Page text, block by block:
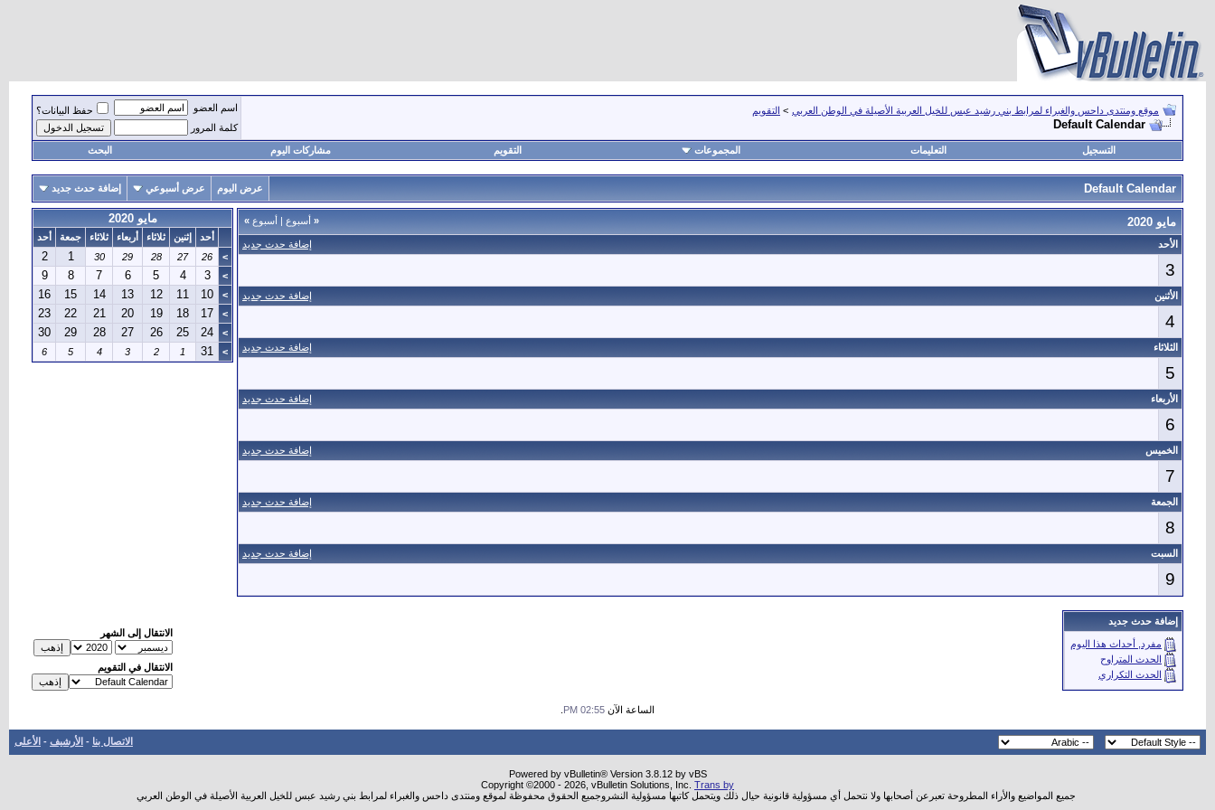
موقع ومنتدى داحس والغبراء لمرابط بني رشيد عبس للخيل العربية الأصيلة في الوطن العربي > التقويم
Default Calendar
اسم العضو
حفظ البيانات؟
كلمة المرور
التسجيل التعليمات المجموعات التقويم مشاركات اليوم البحث
Default Calendar عرض اليوم عرض أسبوعي إضافة حدث جديد
« أسبوع | أسبوع » مايو 2020
إضافة حدث جديد الأحد
3
إضافة حدث جديد الأثنين
4
إضافة حدث جديد الثلاثاء
5
إضافة حدث جديد الأربعاء
6
إضافة حدث جديد الخميس
7
إضافة حدث جديد الجمعة
8
إضافة حدث جديد السبت
9
مايو 2020
أحد إثنين ثلاثاء أربعاء ثلاثاء جمعة
أحد
>
26
27
28
29
30
1
2
>
3
4
5
6
7
8
9
>
10
11
12
13
14
15
16
>
17
18
19
20
21
22
23
>
24
25
26
27
28
29
30
>
31
1
2
3
4
5
6
إضافة حدث جديد
مفرد, أحداث هذا اليوم
الحدث المتراوح
الحدث التكراري
الانتقال إلى الشهر
الانتقال في التقويم
الساعة الآن 02:55 PM
الاتصال بنا - الأرشيف - الأعلى
Powered by vBulletin® Version 3.8.12 by vBS
Copyright ©2000 - 2026, vBulletin Solutions, Inc. Trans by
جميع المواضيع والأراء المطروحة تعبرعن أصحابها ولا نتحمل أي مسؤولية قانونية حيال ذلك ويتحمل كاتبها مسؤولية النشروجميع الحقوق محفوظة لموقع ومنتدى داحس والغبراء لمرابط بني رشيد عبس للخيل العربية الأصيلة في الوطن العربي